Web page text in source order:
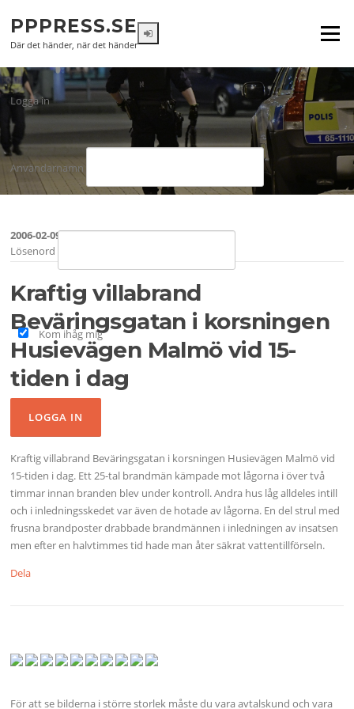
innehåll
PPPRESS.SE
Där det händer, när det händer
Meny
Logga in
Användarnamn
Lösenord
Kom ihåg mig
2006-02-09
Kraftig villabrand
Beväringsgatan i korsningen
Husievägen Malmö vid 15-
tiden i dag
Kraftig villabrand Beväringsgatan i korsningen Husievägen Malmö vid
15-tiden i dag. Ett 25-tal brandmän kämpade mot lågorna i över två
timmar innan branden blev under kontroll. Andra hus låg alldeles intill
och i inledningsskedet var även de hotade av lågorna. En del strul med
frusna brandposter drabbade brandmännen i inledningen av insatsen
men efter en halvtimmes tid hade man åter säkrat vattentillförseln.
Dela
För att se bilderna i större storlek måste du vara avtalskund och vara